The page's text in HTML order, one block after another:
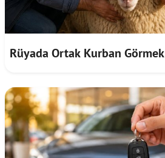
Rüyada Ortak Kurban Görmek